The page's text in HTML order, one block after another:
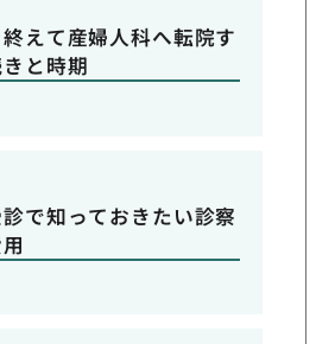
えて産婦人科へ転院す
と時期
で知っておきたい診察